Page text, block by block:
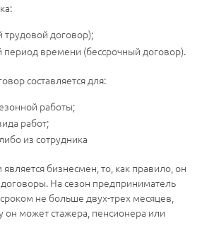
трудовой договор);
времени (бессрочный договор).
составляется для:
работы;
работ;
из сотрудника
бизнесмен, то, как правило, он
договоры. На сезон предприниматель
не больше двух-трех месяцев,
он может стажера, пенсионера или